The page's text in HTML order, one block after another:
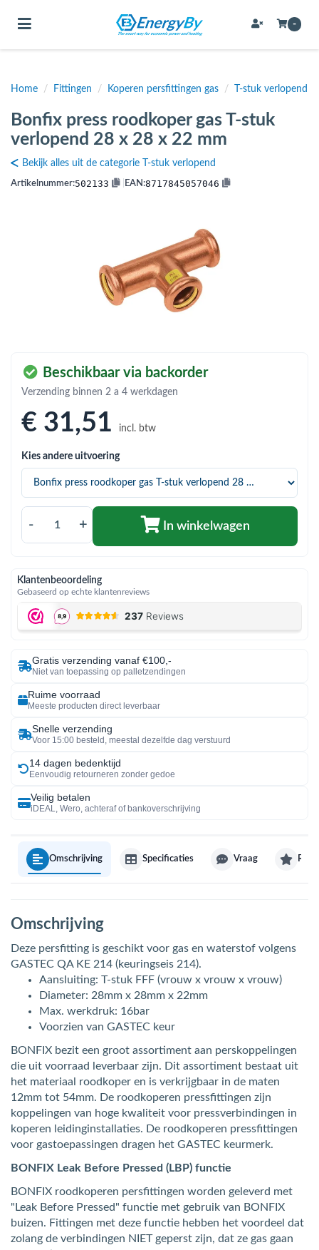
(Bevestigingsmateriaal / schroeven)
(Buffervaten, hygiene boilers & boilervaten)
(Buizen & leidingen)
(Expansievaten)
(Flexibele slangen)
(Installatiemateriaal)
(Verwarming, kachels & ketels)
(Warmtepompen en warmtepompboilers)
Toggle navigation -
Home / Fittingen / Koperen persfittingen gas / T-stuk verlopend
Bonfix press roodkoper gas T-stuk
verlopend 28 x 28 x 22 mm
Bekijk alles uit de categorie T-stuk verlopend
Artikelnummer:502133 EAN:8717845057046
Beschikbaar via backorder
Verzending binnen 2 a 4 werkdagen
€ 31,51 incl. btw
Kies andere uitvoering
- + In winkelwagen
Klantenbeoordeling
Gebaseerd op echte klantenreviews
Gratis verzending vanaf €100,-
Niet van toepassing op palletzendingen
Ruime voorraad
Meeste producten direct leverbaar
Snelle verzending
Voor 15:00 besteld, meestal dezelfde dag verstuurd
14 dagen bedenktijd
Eenvoudig retourneren zonder gedoe
Veilig betalen
iDEAL, Wero, achteraf of bankoverschrijving
Omschrijving Specificaties Vraag
Omschrijving
Deze persfitting is geschikt voor gas en waterstof volgens
GASTEC QA KE 214 (keuringseis 214).
Aansluiting: T-stuk FFF (vrouw x vrouw x vrouw)
Diameter: 28mm x 28mm x 22mm
Max. werkdruk: 16bar
Voorzien van GASTEC keur
BONFIX bezit een groot assortiment aan perskoppelingen
die uit voorraad leverbaar zijn. Dit assortiment bestaat uit
het materiaal roodkoper en is verkrijgbaar in de maten
12mm tot 54mm. De roodkoperen pressfittingen zijn
koppelingen van hoge kwaliteit voor pressverbindingen in
koperen leidinginstallaties. De roodkoperen pressfittingen
voor gastoepassingen dragen het GASTEC keurmerk.
BONFIX Leak Before Pressed (LBP) functie
BONFIX roodkoperen persfittingen worden geleverd met
"Leak Before Pressed" functie met gebruik van BONFIX
buizen. Fittingen met deze functie hebben het voordeel dat
zolang de verbindingen NIET geperst zijn, dat ze gas gaan